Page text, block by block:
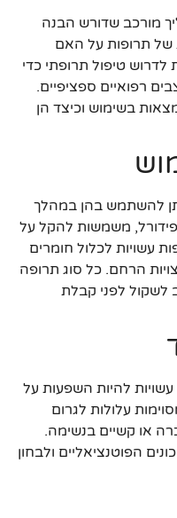
מורכב שדורש הבנה
תרופות על האם
לדרוש טיפול תרופתי כדי
רפואיים ספציפיים.
בשימוש וכיצד הן
להשתמש בהן במהלך
משמשות להקל על
עשויות לכלול חומרים
הרחם. כל סוג תרופה
לשקול לפני קבלת
להיות השפעות על
עלולות לגרום
או קשיים בנשימה.
הפוטנציאליים ולבחון